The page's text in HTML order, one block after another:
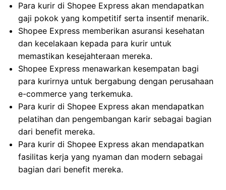
Para kurir di Shopee Express akan mendapatkan
gaji pokok yang kompetitif serta insentif menarik.
Shopee Express memberikan asuransi kesehatan
dan kecelakaan kepada para kurir untuk
memastikan kesejahteraan mereka.
Shopee Express menawarkan kesempatan bagi
para kurirnya untuk bergabung dengan perusahaan
e-commerce yang terkemuka.
Para kurir di Shopee Express akan mendapatkan
pelatihan dan pengembangan karir sebagai bagian
dari benefit mereka.
Para kurir di Shopee Express akan mendapatkan
fasilitas kerja yang nyaman dan modern sebagai
bagian dari benefit mereka.